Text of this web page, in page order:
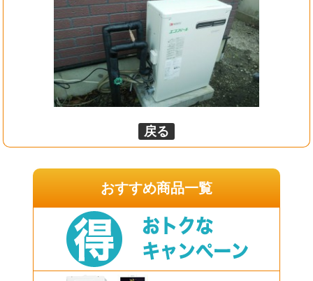
戻る
おすすめ商品一覧